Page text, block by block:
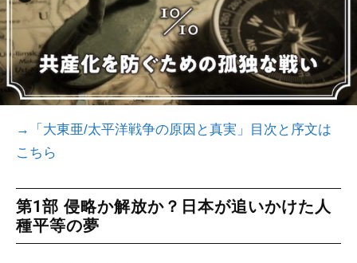
→
「大東亜/太平洋戦争の原因と真実」目次と序文は
こちら
第1部 侵略か解放か？日本が追いかけた人
種平等の夢